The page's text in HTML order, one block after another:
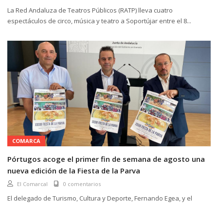
La Red Andaluza de Teatros Públicos (RATP) lleva cuatro
espectáculos de circo, música y teatro a Soportújar entre el 8...
COMARCA
Pórtugos acoge el primer fin de semana de agosto una
nueva edición de la Fiesta de la Parva
El Comarcal 0 comentarios
El delegado de Turismo, Cultura y Deporte, Fernando Egea, y el